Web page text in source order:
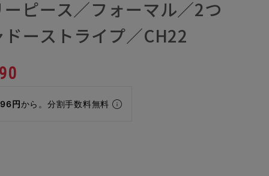
ピース／フォーマル／2つ
ーストライプ／CH22
円から。分割手数料無料